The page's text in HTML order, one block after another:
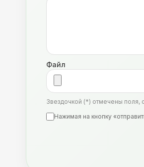
Файл
Звездочкой (*) отмечены поля,
Нажимая на кнопку